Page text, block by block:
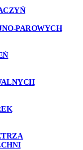
PAROWYCH